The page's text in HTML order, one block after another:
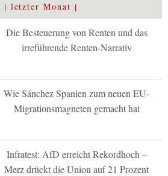
letzter Monat
Die Besteuerung von Renten und das
irreführende Renten-Narrativ
Wie Sánchez Spanien zum neuen EU-
Migrationsmagneten gemacht hat
Infratest: AfD erreicht Rekordhoch –
Merz drückt die Union auf 21 Prozent